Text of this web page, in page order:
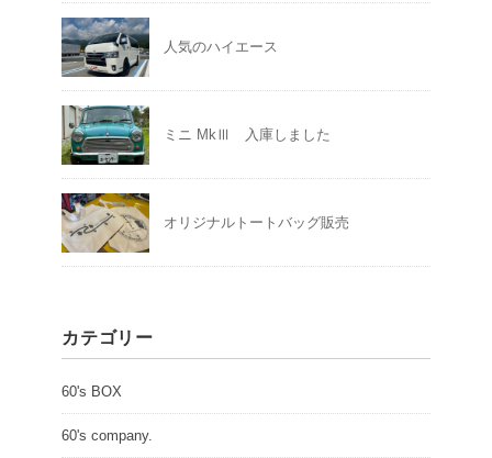
人気のハイエース
ミニ MkⅢ 入庫しました
オリジナルトートバッグ販売
カテゴリー
60's BOX
60's company.